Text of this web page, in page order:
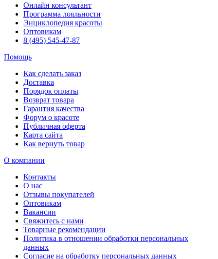
Онлайн консультант
Программа лояльности
Энциклопедия красоты
Оптовикам
8 (495) 545-47-87
Помощь
Как сделать заказ
Доставка
Порядок оплаты
Возврат товара
Гарантия качества
Форум о красоте
Публичная оферта
Карта сайта
Как вернуть товар
О компании
Контакты
О нас
Отзывы покупателей
Оптовикам
Вакансии
Свяжитесь с нами
Товарные рекомендации
Политика в отношении обработки персональных
данных
Согласие на обработку персональных данных